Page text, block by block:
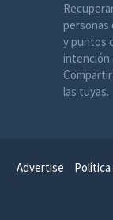
personas
y puntos
intención
las tuyas.
Advertise Política